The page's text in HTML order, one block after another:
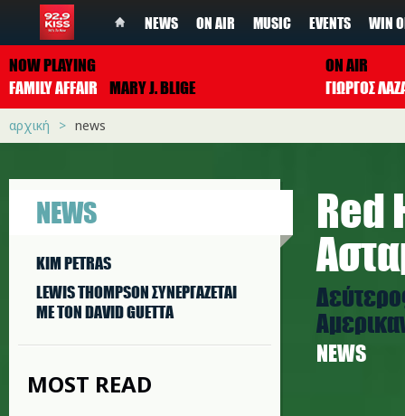
NEWS ON AIR MUSIC EVENTS WIN
NOW PLAYING
FAMILY AFFAIR
MARY J. BLIGE
ON AIR
ΓΙΩΡΓΟΣ
αρχική news
NEWS
KIM PETRAS
LEWIS THOMPSON ΣΥΝΕΡΓAΖΕΤΑΙ
ΜΕ ΤΟΝ DAVID GUETTA
MOST READ
Red
NEWS